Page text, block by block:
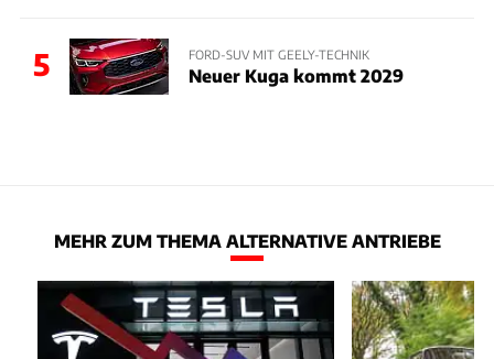
5 FORD-SUV MIT GEELY-TECHNIK
Neuer Kuga kommt 2029
MEHR ZUM THEMA ALTERNATIVE ANTRIEBE